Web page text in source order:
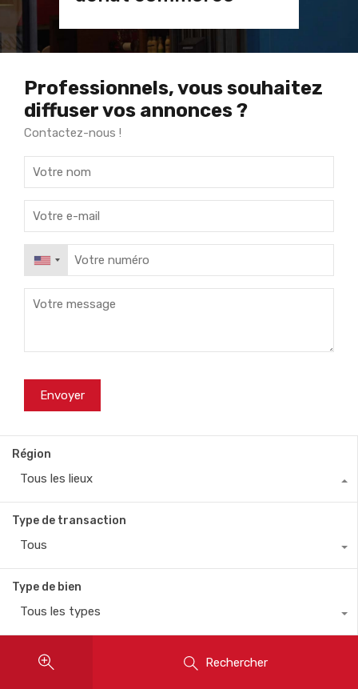
Professionnels, vous souhaitez
diffuser vos annonces ?
Contactez-nous !
Région
Tous les lieux
Type de transaction
Tous
Type de bien
Tous les types
Rechercher